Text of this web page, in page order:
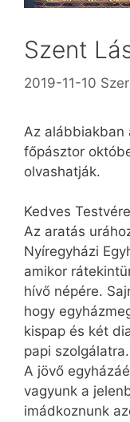
Szent
2019-11-10
Az alábbiakban
főpásztor
olvashatják.
Kedves
Az aratás
Nyíregyházi
amikor
hívő népére.
hogy
kispap és két
papi szolgálatra.
A jövő
vagyunk a
imádkoznunk